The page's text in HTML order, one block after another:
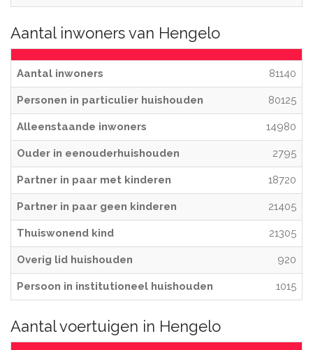
Aantal inwoners van Hengelo
Aantal inwoners 81140
Personen in particulier huishouden 80125
Alleenstaande inwoners 14980
Ouder in eenouderhuishouden 2795
Partner in paar met kinderen 18720
Partner in paar geen kinderen 21405
Thuiswonend kind 21305
Overig lid huishouden 920
Persoon in institutioneel huishouden 1015
Aantal voertuigen in Hengelo